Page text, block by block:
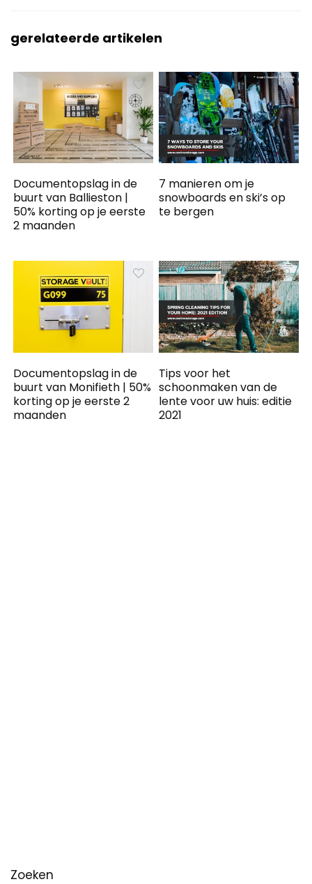
gerelateerde artikelen
Documentopslag in de
buurt van Ballieston |
50% korting op je eerste
2 maanden
7 manieren om je
snowboards en ski’s op
te bergen
Documentopslag in de
buurt van Monifieth | 50%
korting op je eerste 2
maanden
Tips voor het
schoonmaken van de
lente voor uw huis: editie
2021
Zoeken